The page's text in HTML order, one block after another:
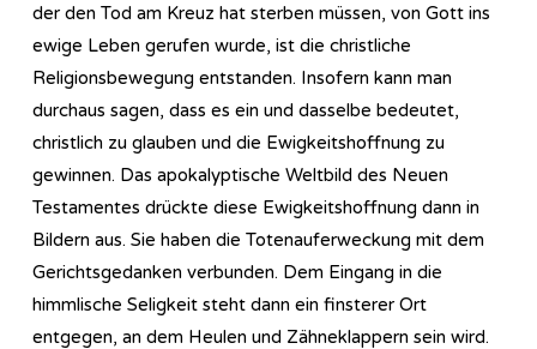
der den Tod am Kreuz hat sterben müssen, von Gott ins
ewige Leben gerufen wurde, ist die christliche
Religionsbewegung entstanden. Insofern kann man
durchaus sagen, dass es ein und dasselbe bedeutet,
christlich zu glauben und die Ewigkeitshoffnung zu
gewinnen. Das apokalyptische Weltbild des Neuen
Testamentes drückte diese Ewigkeitshoffnung dann in
Bildern aus. Sie haben die Totenauferweckung mit dem
Gerichtsgedanken verbunden. Dem Eingang in die
himmlische Seligkeit steht dann ein finsterer Ort
entgegen, an dem Heulen und Zähneklappern sein wird.